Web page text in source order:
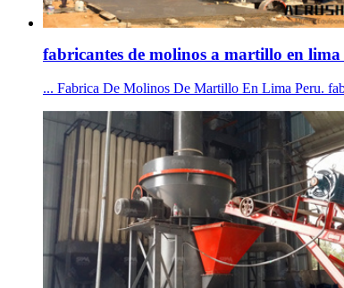
fabricantes de molinos a martillo en lima
... Fabrica De Molinos De Martillo En Lima Peru.